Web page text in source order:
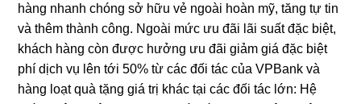
hàng nhanh chóng sở hữu vẻ ngoài hoàn mỹ, tăng tự tin
và thêm thành công. Ngoài mức ưu đãi lãi suất đặc biệt,
khách hàng còn được hưởng ưu đãi giảm giá đặc biệt
phí dịch vụ lên tới 50% từ các đối tác của VPBank và
hàng loạt quà tặng giá trị khác tại các đối tác lớn: Hệ